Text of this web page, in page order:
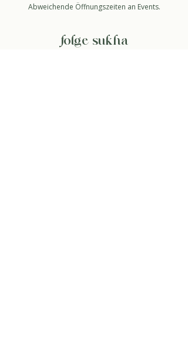
Abweichende Öffnungszeiten an Events.
folge sukha